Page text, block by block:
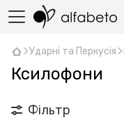
Ударні та Перкусія
Ксилофони
Фільтр